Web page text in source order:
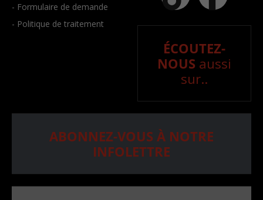
- Formulaire de demande
- Politique de traitement
ÉCOUTEZ-
NOUS aussi
sur..
ABONNEZ-VOUS À NOTRE
INFOLETTRE